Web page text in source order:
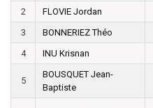
2
FLOVIE Jordan
3
BONNERIEZ Théo
4
INU Krisnan
5
BOUSQUET Jean-
Baptiste